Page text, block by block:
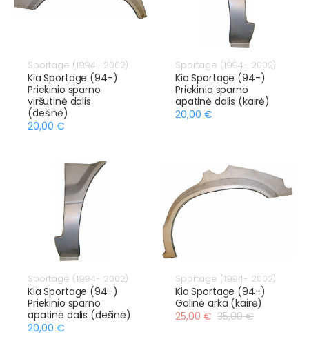
Sportage (1994- 2002)
Kia Sportage (94-)
Priekinio sparno
viršutinė dalis
(dešinė)
20,00 €
Sportage (1994- 2002)
Kia Sportage (94-)
Priekinio sparno
apatinė dalis (kairė)
20,00 €
Sportage (1994- 2002)
Kia Sportage (94-)
Priekinio sparno
apatinė dalis (dešinė)
20,00 €
Sportage (1994- 2002)
Kia Sportage (94-)
Galinė arka (kairė)
25,00 € 35,00 €